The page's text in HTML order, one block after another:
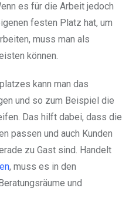
es für die Arbeit jedoch
festen Platz hat, um
muss man als
können.
kann man das
und so zum Beispiel die
Das hilft dabei, dass die
passen und auch Kunden
zu Gast sind. Handelt
, muss es in den
und